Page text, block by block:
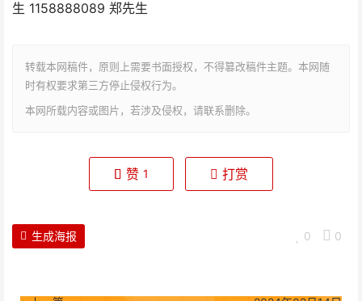
生 1158888089 郑先生
转载本网稿件，原则上需要书面授权，不得篡改稿件主题。本网随
时有权要求第三方停止侵权行为。
本网所载内容或图片，若涉及侵权，请联系删除。
赞 1 打赏
0 0
生成海报